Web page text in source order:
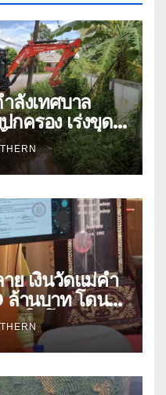
ลังเทศบาล
กครอง เร่งขุด
ำ ป้องกันและลด
ย เงินวัดแม่คำ
ล้านบาท โดน
อกให้โอนข้าม